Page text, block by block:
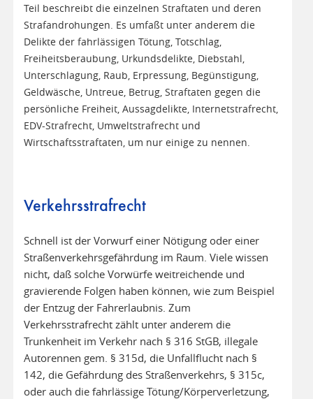
Teil beschreibt die einzelnen Straftaten und deren
Strafandrohungen. Es umfaßt unter anderem die
Delikte der fahrlässigen Tötung, Totschlag,
Freiheitsberaubung, Urkundsdelikte, Diebstahl,
Unterschlagung, Raub, Erpressung, Begünstigung,
Geldwäsche, Untreue, Betrug, Straftaten gegen die
persönliche Freiheit, Aussagdelikte, Internetstrafrecht,
EDV-Strafrecht, Umweltstrafrecht und
Wirtschaftsstraftaten, um nur einige zu nennen.
Verkehrsstrafrecht
Schnell ist der Vorwurf einer Nötigung oder einer
Straßenverkehrsgefährdung im Raum. Viele wissen
nicht, daß solche Vorwürfe weitreichende und
gravierende Folgen haben können, wie zum Beispiel
der Entzug der Fahrerlaubnis. Zum
Verkehrsstrafrecht zählt unter anderem die
Trunkenheit im Verkehr nach § 316 StGB, illegale
Autorennen gem. § 315d, die Unfallflucht nach §
142, die Gefährdung des Straßenverkehrs, § 315c,
oder auch die fahrlässige Tötung/Körperverletzung,